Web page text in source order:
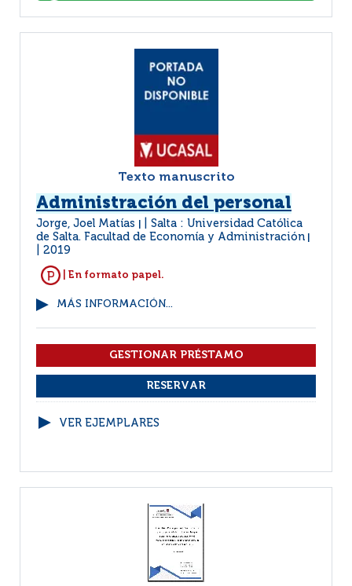
Texto manuscrito
Administración del personal
Jorge, Joel Matías
Salta : Universidad Católica
de Salta. Facultad de Economía y Administración
2019
| En formato papel.
MÁS INFORMACIÓN...
VER EJEMPLARES